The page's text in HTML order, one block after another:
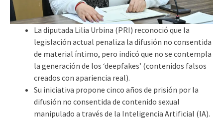
La diputada Lilia Urbina (PRI) reconoció que la
legislación actual penaliza la difusión no consentida
de material íntimo, pero indicó que no se contempla
la generación de los ‘deepfakes’ (contenidos falsos
creados con apariencia real).
Su iniciativa propone cinco años de prisión por la
difusión no consentida de contenido sexual
manipulado a través de la Inteligencia Artificial (IA).